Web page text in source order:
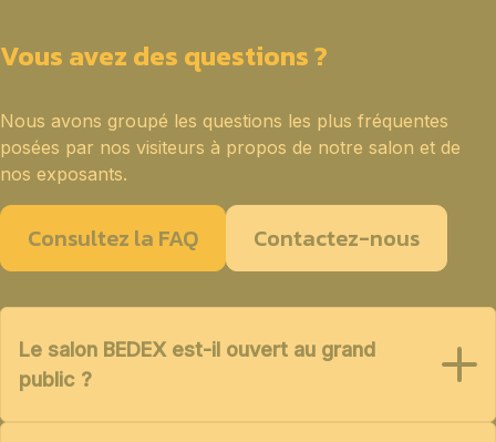
Vous avez des questions ?
Nous avons groupé les questions les plus fréquentes
posées par nos visiteurs à propos de notre salon et de
nos exposants.
Consultez la FAQ Contactez-nous
Le salon BEDEX est-il ouvert au grand
public ?